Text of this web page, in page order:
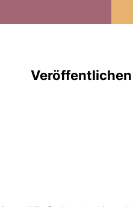
Veröffentlichen